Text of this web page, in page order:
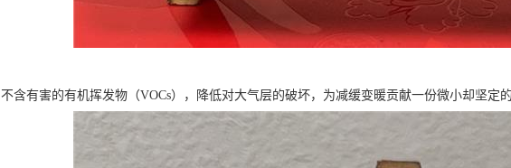
不含有害的有机挥发物（VOCs），降低对大气层的破坏，为减缓变暖贡献一份微小却坚定